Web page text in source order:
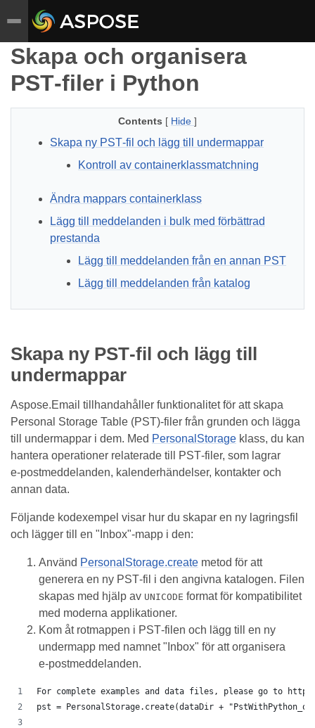
Skapa och organisera
PST‑filer i Python
Contents [ Hide ]
Skapa ny PST‑fil och lägg till undermappar
Kontroll av containerklassmatchning
Ändra mappars containerklass
Lägg till meddelanden i bulk med förbättrad
prestanda
Lägg till meddelanden från en annan PST
Lägg till meddelanden från katalog
Skapa ny PST‑fil och lägg till
undermappar
Aspose.Email tillhandahåller funktionalitet för att skapa
Personal Storage Table (PST)-filer från grunden och lägga
till undermappar i dem. Med PersonalStorage klass, du kan
hantera operationer relaterade till PST‑filer, som lagrar
e‑postmeddelanden, kalenderhändelser, kontakter och
annan data.
Följande kodexempel visar hur du skapar en ny lagringsfil
och lägger till en "Inbox"‑mapp i den:
Använd PersonalStorage.create metod för att
generera en ny PST‑fil i den angivna katalogen. Filen
skapas med hjälp av UNICODE format för kompatibilitet
med moderna applikationer.
Kom åt rotmappen i PST‑filen och lägg till en ny
undermapp med namnet "Inbox" för att organisera
e‑postmeddelanden.
For complete examples and data files, please go to
pst = PersonalStorage.create(dataDir +